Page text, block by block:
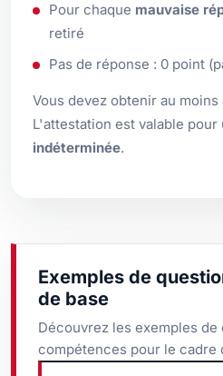
Pour chaque mauvaise
retiré
Pas de réponse : 0 point
Vous devez obtenir au moins
L'attestation est valable pour
indéterminée.
Exemples de
de base
Découvrez les exemples
compétences pour le cadre